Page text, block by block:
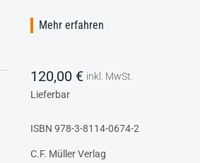
Mehr erfahren
120,00 € inkl. MwSt.
Lieferbar
ISBN 978-3-8114-0674-2
C.F. Müller Verlag